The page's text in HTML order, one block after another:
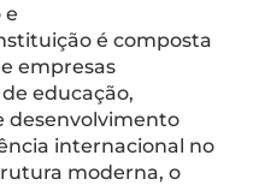
e
é composta
empresas
educação,
desenvolvimento
internacional no
moderna, o